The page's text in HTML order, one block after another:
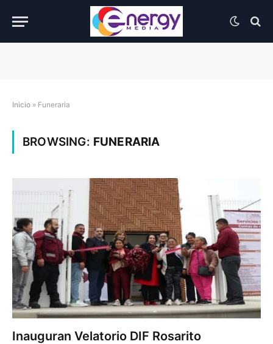
Inicio » Funeraria
BROWSING: FUNERARIA
Inauguran Velatorio DIF Rosarito